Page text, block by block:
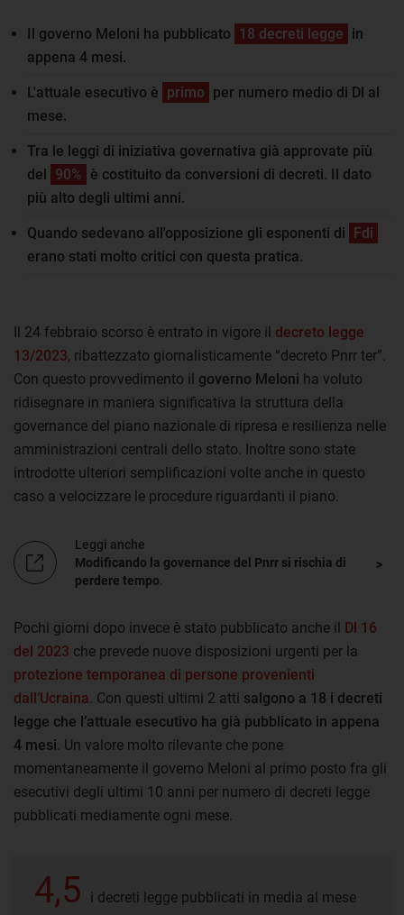
Il governo Meloni ha pubblicato 18 decreti legge in
appena 4 mesi.
L'attuale esecutivo è primo per numero medio di Dl al
mese.
Tra le leggi di iniziativa governativa già approvate più
del
90% è costituito da conversioni di decreti. Il dato
più alto degli ultimi anni.
Quando sedevano all'opposizione gli esponenti di
Fdi
erano stati molto critici con questa pratica.
Il 24 febbraio scorso è entrato in vigore il decreto legge
13/2023, ribattezzato giornalisticamente “decreto Pnrr ter”.
Con questo provvedimento il governo Meloni ha voluto
ridisegnare in maniera significativa la struttura della
governance del piano nazionale di ripresa e resilienza nelle
amministrazioni centrali dello stato. Inoltre sono state
introdotte ulteriori semplificazioni volte anche in questo
caso a velocizzare le procedure riguardanti il piano.
Leggi anche
Modificando la governance del Pnrr si rischia di
perdere tempo.
Pochi giorni dopo invece è stato pubblicato anche il
Dl 16
del 2023 che prevede nuove disposizioni urgenti per la
protezione temporanea di persone provenienti
dall’Ucraina. Con questi ultimi 2 atti salgono a 18 i decreti
legge che l’attuale esecutivo ha già pubblicato in appena
4 mesi. Un valore molto rilevante che pone
momentaneamente il governo Meloni al primo posto fra gli
esecutivi degli ultimi 10 anni per numero di decreti legge
pubblicati mediamente ogni mese.
4,5
i decreti legge pubblicati in media al mese